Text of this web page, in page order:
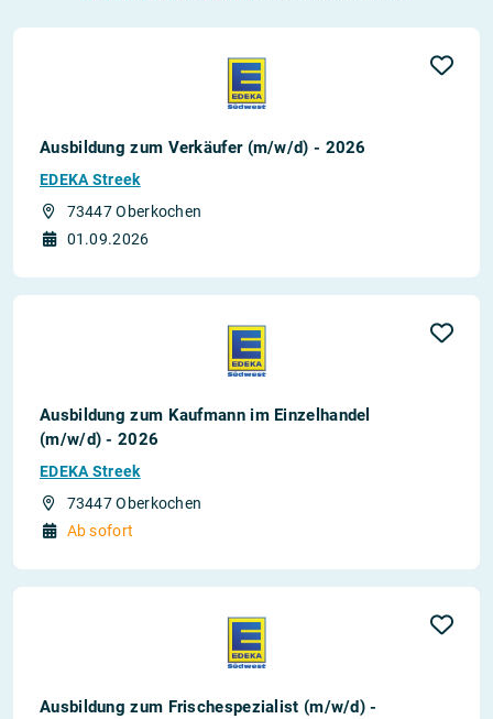
Ausbildung zum Verkäufer (m/w/d) - 2026
EDEKA Streek
73447 Oberkochen
01.09.2026
Ausbildung zum Kaufmann im Einzelhandel
(m/w/d) - 2026
EDEKA Streek
73447 Oberkochen
Ab sofort
Ausbildung zum Frischespezialist (m/w/d) -